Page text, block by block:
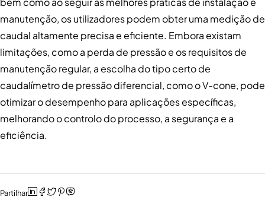
manutenção, os utilizadores podem obter uma medição de
caudal altamente precisa e eficiente. Embora existam
limitações, como a perda de pressão e os requisitos de
manutenção regular, a escolha do tipo certo de
caudalímetro de pressão diferencial, como o V-cone, pode
otimizar o desempenho para aplicações específicas,
melhorando o controlo do processo, a segurança e a
eficiência.
Partilhar